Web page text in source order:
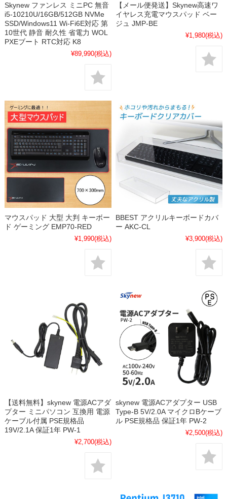
Skynew ファンレス ミニPC 無音
i5-10210U/16GB/512GB NVMe
SSD/Windows11 Wi-Fi6E対応 第
10世代 静音 耐久性 省電力 WOL
PXEブート RTC対応 K8
¥89,990(税込)
【メール便発送】Skynew高速ワ
イヤレス充電マウスパッド ベー
ジュ JMP-BE
¥1,980(税込)
マウスパッド 大型 大判 キーボー
ド ゲーミング EMP70-RED
¥1,990(税込)
BBEST アクリルキーボードカバ
ー AKC-CL
¥3,900(税込)
【送料無料】skynew 電源ACアダ
プター ミニパソコン 互換用 電源
ケーブル付属 PSE規格品
19V/2.1A 保証1年 PW-1
¥2,700(税込)
skynew 電源ACアダプター USB
Type-B 5V/2.0A マイクロBケーブ
ル PSE規格品 保証1年 PW-2
¥2,500(税込)